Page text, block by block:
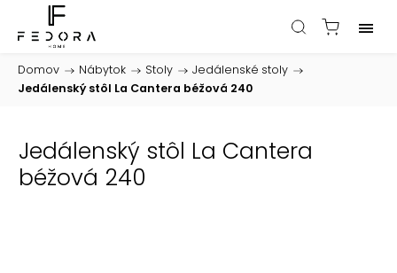
Domov / Nábytok / Stoly / Jedálenské stoly /
Jedálenský stôl La Cantera béžová 240
Jedálenský stôl La Cantera
béžová 240